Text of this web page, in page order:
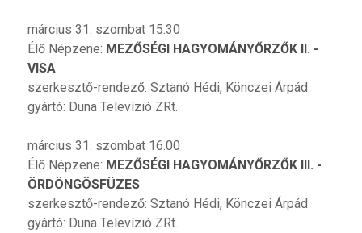
március 31. szombat 15.30
Élő Népzene: MEZŐSÉGI HAGYOMÁNYŐRZŐK II. -
VISA
szerkesztő-rendező: Sztanó Hédi, Könczei Árpád
gyártó: Duna Televízió ZRt.
március 31. szombat 16.00
Élő Népzene: MEZŐSÉGI HAGYOMÁNYŐRZŐK III. -
ÖRDÖNGÖSFÜZES
szerkesztő-rendező: Sztanó Hédi, Könczei Árpád
gyártó: Duna Televízió ZRt.